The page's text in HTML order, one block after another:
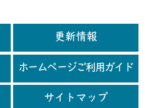
更新情報
ホームページご利用ガイド
サイトマップ